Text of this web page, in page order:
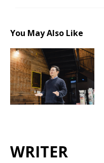
You May Also Like
WRITER